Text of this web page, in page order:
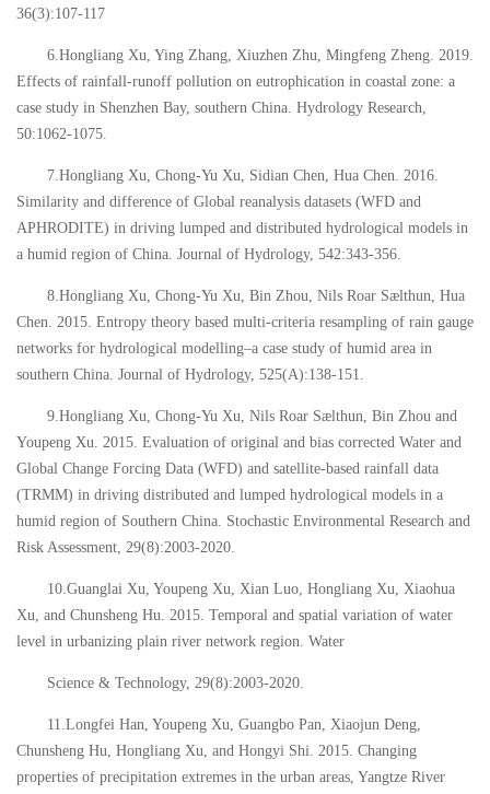
36(3):107-117
6.Hongliang Xu, Ying Zhang, Xiuzhen Zhu, Mingfeng Zheng. 2019.
Effects of rainfall-runoff pollution on eutrophication in coastal zone: a
case study in Shenzhen Bay, southern China. Hydrology Research,
50:1062-1075.
7.Hongliang Xu, Chong-Yu Xu, Sidian Chen, Hua Chen. 2016.
Similarity and difference of Global reanalysis datasets (WFD and
APHRODITE) in driving lumped and distributed hydrological models in
a humid region of China. Journal of Hydrology, 542:343-356.
8.Hongliang Xu, Chong-Yu Xu, Bin Zhou, Nils Roar Sælthun, Hua
Chen. 2015. Entropy theory based multi-criteria resampling of rain gauge
networks for hydrological modelling–a case study of humid area in
southern China. Journal of Hydrology, 525(A):138-151.
9.Hongliang Xu, Chong-Yu Xu, Nils Roar Sælthun, Bin Zhou and
Youpeng Xu. 2015. Evaluation of original and bias corrected Water and
Global Change Forcing Data (WFD) and satellite-based rainfall data
(TRMM) in driving distributed and lumped hydrological models in a
humid region of Southern China. Stochastic Environmental Research and
Risk Assessment, 29(8):2003-2020.
10.Guanglai Xu, Youpeng Xu, Xian Luo, Hongliang Xu, Xiaohua
Xu, and Chunsheng Hu. 2015. Temporal and spatial variation of water
level in urbanizing plain river network region. Water
Science & Technology, 29(8):2003-2020.
11.Longfei Han, Youpeng Xu, Guangbo Pan, Xiaojun Deng,
Chunsheng Hu, Hongliang Xu, and Hongyi Shi. 2015. Changing
properties of precipitation extremes in the urban areas, Yangtze River